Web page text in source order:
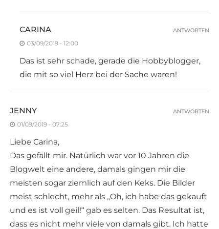
CARINA
03/09/2019 - 12:00
Das ist sehr schade, gerade die Hobbyblogger,
die mit so viel Herz bei der Sache waren!
ANTWORTEN
JENNY
01/09/2019 - 07:25
Liebe Carina,
Das gefällt mir. Natürlich war vor 10 Jahren die
Blogwelt eine andere, damals gingen mir die
meisten sogar ziemlich auf den Keks. Die Bilder
meist schlecht, mehr als „Oh, ich habe das gekauft
und es ist voll geil!“ gab es selten. Das Resultat ist,
dass es nicht mehr viele von damals gibt. Ich hatte
ANTWORTEN